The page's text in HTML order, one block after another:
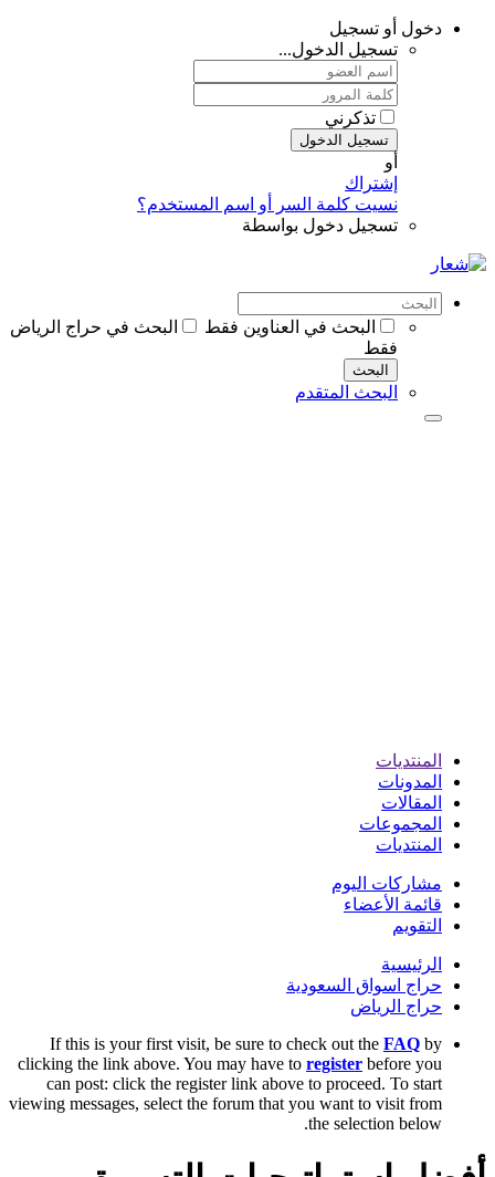
دخول أو تسجيل
تسجيل الدخول...
تذكرني
تسجيل الدخول
أو
إشتراك
نسيت كلمة السر أو اسم المستخدم؟
تسجيل دخول بواسطة
البحث في العناوين فقط
البحث في حراج الرياض
فقط
البحث
البحث المتقدم
المنتديات
المدونات
المقالات
المجموعات
المنتديات
مشاركات اليوم
قائمة الأعضاء
التقويم
الرئيسية
حراج اسواق السعودية
حراج الرياض
If this is your first visit, be sure to check out the FAQ by
clicking the link above. You may have to register before you
can post: click the register link above to proceed. To start
viewing messages, select the forum that you want to visit from
the selection below.